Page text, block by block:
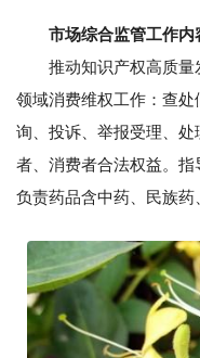
市场综合监管工作内
推动知识产权高质量
领域消费维权工作：查
询、投诉、举报受理、
者、消费者合法权益。指
负责药品含中药、民族药